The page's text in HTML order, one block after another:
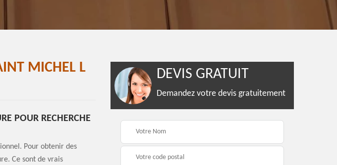
MICHEL L
POUR RECHERCHE
Pour obtenir des
Ce sont de vrais
DEVIS GRATUIT
Demandez votre devis gratuitement